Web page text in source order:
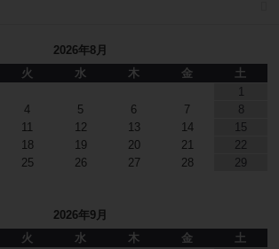
2026年8月
火 水 木 金
土
1
4 5 6 7
8
11 12 13 14
15
18 19 20 21
22
25 26 27 28
29
2026年9月
火 水 木 金 土